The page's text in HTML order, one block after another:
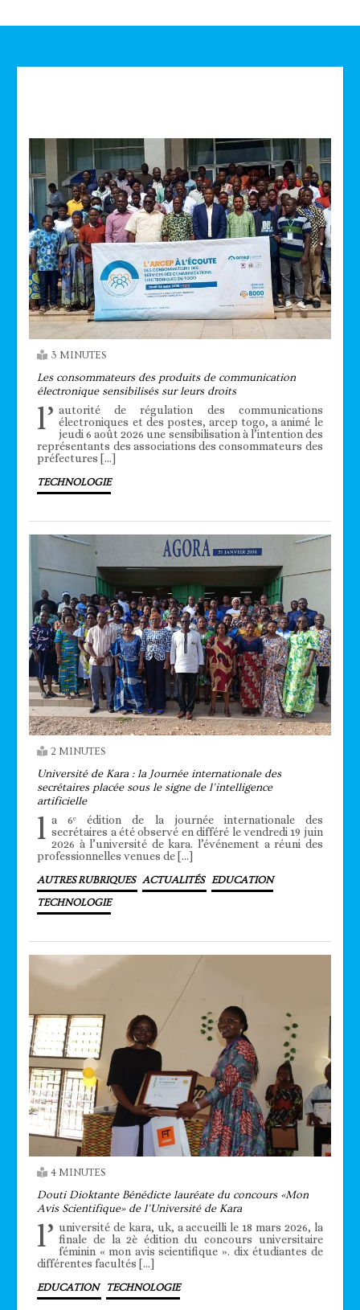
3 MINUTES
Les consommateurs des produits de communication
électronique sensibilisés sur leurs droits
l’ autorité de régulation des communications
électroniques et des postes, arcep togo, a animé le
jeudi 6 août 2026 une sensibilisation à l’intention des
représentants des associations des consommateurs des
préfectures […]
TECHNOLOGIE
2 MINUTES
Université de Kara : la Journée internationale des
secrétaires placée sous le signe de l’intelligence
artificielle
l a 6ᵉ édition de la journée internationale des
secrétaires a été observé en différé le vendredi 19 juin
2026 à l’université de kara. l’événement a réuni des
professionnelles venues de […]
AUTRES RUBRIQUES ACTUALITÉS EDUCATION
TECHNOLOGIE
4 MINUTES
Douti Dioktante Bénédicte lauréate du concours «Mon
Avis Scientifique» de l’Université de Kara
l’ université de kara, uk, a accueilli le 18 mars 2026, la
finale de la 2è édition du concours universitaire
féminin « mon avis scientifique ». dix étudiantes de
différentes facultés […]
EDUCATION TECHNOLOGIE